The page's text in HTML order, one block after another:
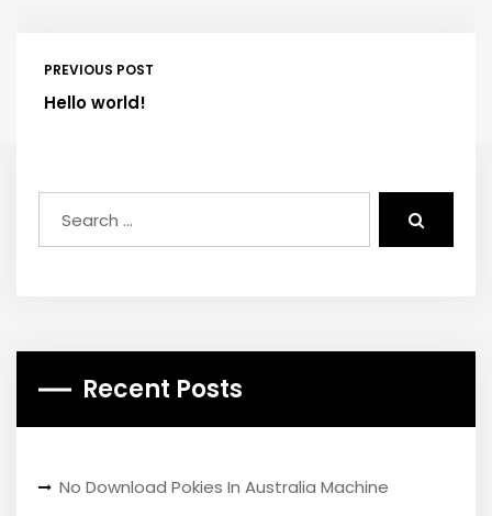
PREVIOUS POST
Hello world!
Recent Posts
No Download Pokies In Australia Machine